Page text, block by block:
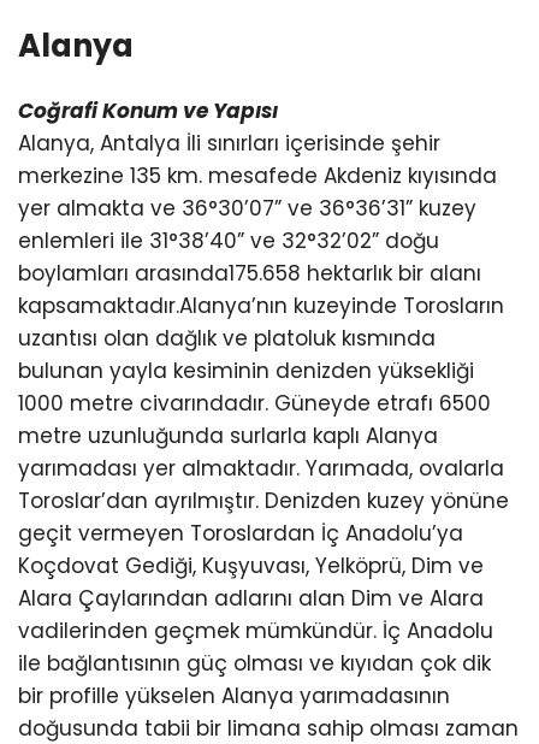
Alanya
Coğrafi Konum ve Yapısı
Alanya, Antalya İli sınırları içerisinde şehir
merkezine 135 km. mesafede Akdeniz kıyısında
yer almakta ve 36°30’07” ve 36°36’31” kuzey
enlemleri ile 31°38’40” ve 32°32’02” doğu
boylamları arasında175.658 hektarlık bir alanı
kapsamaktadır.Alanya’nın kuzeyinde Torosların
uzantısı olan dağlık ve platoluk kısmında
bulunan yayla kesiminin denizden yüksekliği
1000 metre civarındadır. Güneyde etrafı 6500
metre uzunluğunda surlarla kaplı Alanya
yarımadası yer almaktadır. Yarımada, ovalarla
Toroslar’dan ayrılmıştır. Denizden kuzey yönüne
geçit vermeyen Toroslardan İç Anadolu’ya
Koçdovat Gediği, Kuşyuvası, Yelköprü, Dim ve
Alara Çaylarından adlarını alan Dim ve Alara
vadilerinden geçmek mümkündür. İç Anadolu
ile bağlantısının güç olması ve kıyıdan çok dik
bir profille yükselen Alanya yarımadasının
doğusunda tabii bir limana sahip olması zaman